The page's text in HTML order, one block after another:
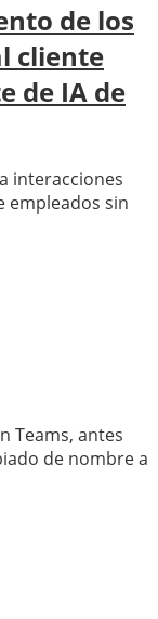
de los
cliente
de IA de
interacciones
empleados sin
Teams, antes
de nombre a